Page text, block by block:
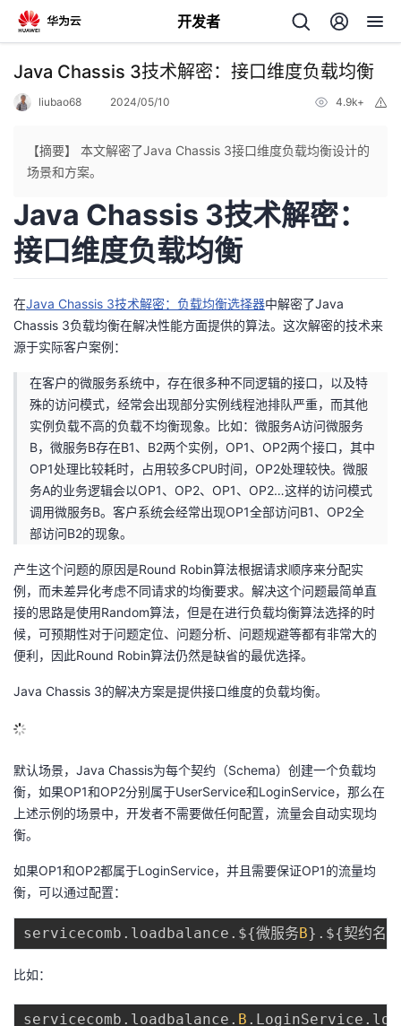
开发者
返
个
人
主
页
我
的
开
发
者
我
的
博
客
我
的
论
坛
我
的
圈
子
我
的
直
我
的
动
我
关
注
我
的
开
发
者
学
堂
我
的
课
我
的
证
我
实
验
的
收
藏
我
的
Programs
我
的
支
持
我
的
技
术
持
我
的
云
建
议
Java Chassis 3技术解密：接口维度负载均衡
liubao68 2024/05/10 4.9k+
【摘要】 本文解密了Java Chassis 3接口维度负载均衡设计的
场景和方案。
Java Chassis 3技术解密：
接口维度负载均衡
在Java Chassis 3技术解密：负载均衡选择器中解密了Java
Chassis 3负载均衡在解决性能方面提供的算法。这次解密的技术来
源于实际客户案例：
在客户的微服务系统中，存在很多种不同逻辑的接口，以及特
殊的访问模式，经常会出现部分实例线程池排队严重，而其他
实例负载不高的负载不均衡现象。比如：微服务A访问微服务
B，微服务B存在B1、B2两个实例，OP1、OP2两个接口，其中
OP1处理比较耗时，占用较多CPU时间，OP2处理较快。微服
务A的业务逻辑会以OP1、OP2、OP1、OP2…这样的访问模式
调用微服务B。客户系统会经常出现OP1全部访问B1、OP2全
部访问B2的现象。
产生这个问题的原因是Round Robin算法根据请求顺序来分配实
例，而未差异化考虑不同请求的均衡要求。解决这个问题最简单直
接的思路是使用Random算法，但是在进行负载均衡算法选择的时
候，可预期性对于问题定位、问题分析、问题规避等都有非常大的
便利，因此Round Robin算法仍然是缺省的最优选择。
Java Chassis 3的解决方案是提供接口维度的负载均衡。
默认场景，Java Chassis为每个契约（Schema）创建一个负载均
衡，如果OP1和OP2分别属于UserService和LoginService，那么在
上述示例的场景中，开发者不需要做任何配置，流量会自动实现均
衡。
如果OP1和OP2都属于LoginService，并且需要保证OP1的流量均
衡，可以通过配置：
servicecomb . loadbalance . ${微服务B} . ${契约名称
比如：
servicecomb . loadbalance . B . LoginService .